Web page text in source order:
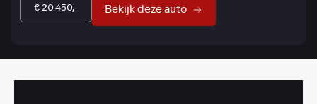
€ 20.450,- Bekijk deze auto